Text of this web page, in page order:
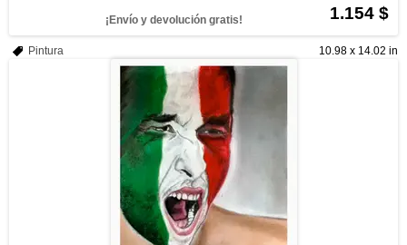
1.154 $
¡Envío y devolución gratis!
10.98 x 14.02 in
Pintura